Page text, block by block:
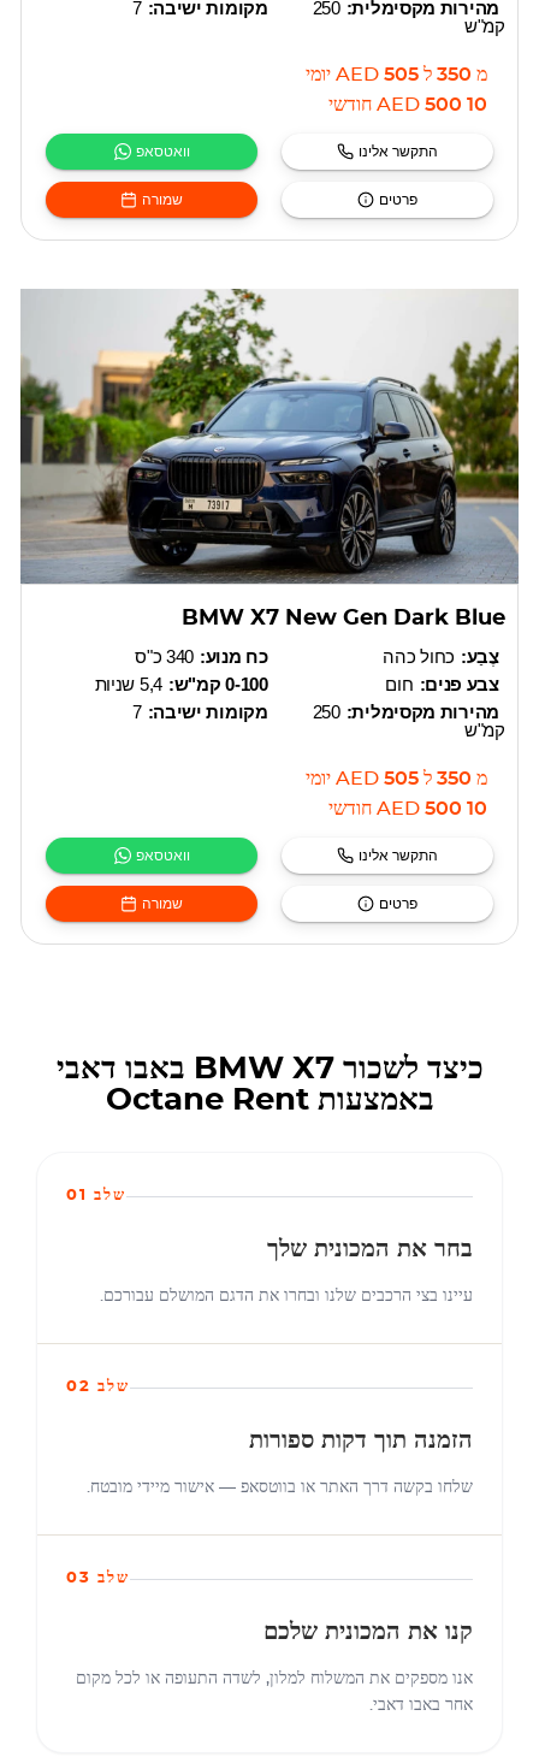
מקומות ישיבה: 7
מהירות מקסימלית: 250
קמ"ש
מ 350 ל 505
AED יומי
10 500
AED חודשי
וואטסאפ התקשר אלינו
שמורה פרטים
BMW X7 New Gen Dark Blue
כח מנוע: 340 כ"ס
0-100 קמ"ש:
5,4 שניות
מקומות ישיבה: 7
צֶבַע: כחול כהה
צבע פנים: חום
מהירות מקסימלית: 250
קמ"ש
מ 350 ל 505
AED יומי
10 500
AED חודשי
וואטסאפ התקשר אלינו
שמורה פרטים
כיצד לשכור BMW X7 באבו דאבי
באמצעות Octane Rent
שלב 01
בחר את המכונית שלך
עיינו בצי הרכבים שלנו ובחרו את הדגם המושלם עבורכם.
שלב 02
הזמנה תוך דקות ספורות
שלחו בקשה דרך האתר או בווטסאפ — אישור מיידי מובטח.
שלב 03
קנו את המכונית שלכם
אנו מספקים את המשלוח למלון, לשדה התעופה או לכל מקום
אחר באבו דאבי.